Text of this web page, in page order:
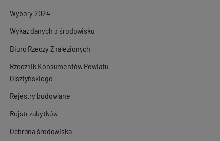
Wybory 2024
Wykaz danych o środowisku
Biuro Rzeczy Znalezionych
Rzecznik Konsumentów Powiatu
Olsztyńskiego
Rejestry budowlane
Rejstr zabytków
Ochrona środowiska